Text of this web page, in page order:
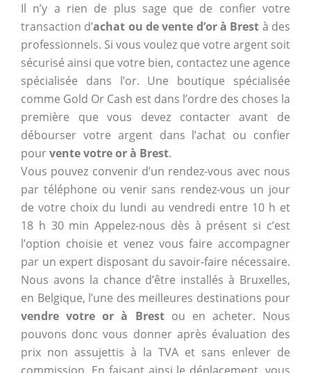
Il n’y a rien de plus sage que de confier votre
transaction d’achat ou de vente d’or à Brest à des
professionnels. Si vous voulez que votre argent soit
sécurisé ainsi que votre bien, contactez une agence
spécialisée dans l’or. Une boutique spécialisée
comme Gold Or Cash est dans l’ordre des choses la
première que vous devez contacter avant de
débourser votre argent dans l’achat ou confier
pourvente votre or à Brest.
Vous pouvez convenir d’un rendez-vous avec nous
par téléphone ou venir sans rendez-vous un jour
de votre choix du lundi au vendredi entre 10 h et
18 h 30 min Appelez-nous dès à présent si c’est
l’option choisie et venez vous faire accompagner
par un expert disposant du savoir-faire nécessaire.
Nous avons la chance d’être installés à Bruxelles,
en Belgique, l’une des meilleures destinations pour
vendre votre or à Brestou en acheter. Nous
pouvons donc vous donner après évaluation des
prix non assujettis à la TVA et sans enlever de